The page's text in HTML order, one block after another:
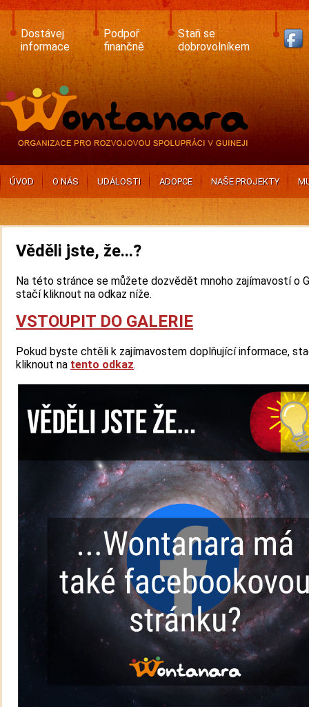
Skip
main
content
Dostávej
informace
Podpoř
finančně
Staň se
dobrovolníkem
ÚVOD O NÁS UDÁLOSTI ADOPCE NAŠE PROJEKTY
Věděli jste, že...?
Na této stránce se můžete dozvědět mnoho zajímavostí o
stačí kliknout na odkaz níže.
VSTOUPIT DO GALERIE
Pokud byste chtěli k zajímavostem doplňující informace,
kliknout na tento odkaz.